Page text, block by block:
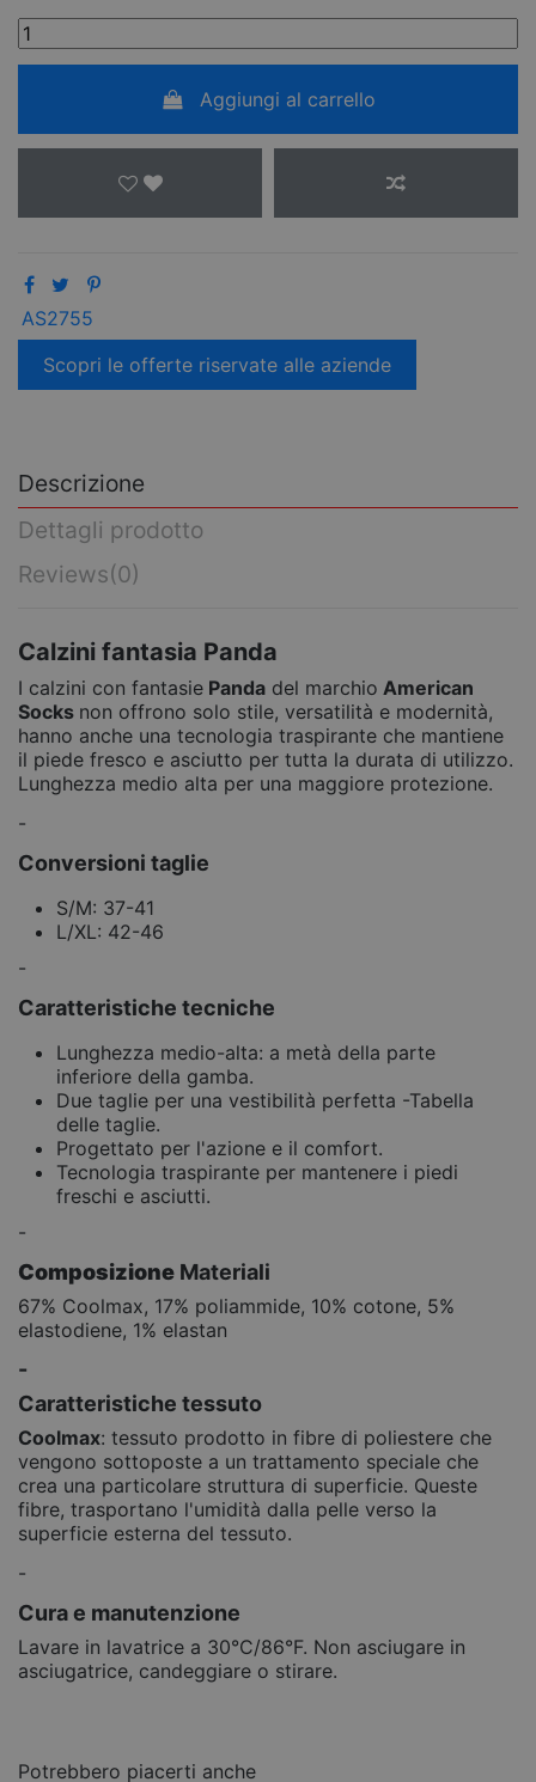
Aggiungi al carrello
AS2755
Scopri le offerte riservate alle aziende
Descrizione
Dettagli prodotto
Reviews(0)
Calzini fantasia Panda
I calzini con fantasie Panda del marchio American
Socks non offrono solo stile, versatilità e modernità,
hanno anche una tecnologia traspirante che mantiene
il piede fresco e asciutto per tutta la durata di utilizzo.
Lunghezza medio alta per una maggiore protezione.
-
Conversioni taglie
S/M: 37-41
L/XL: 42-46
-
Caratteristiche tecniche
Lunghezza medio-alta: a metà della parte
inferiore della gamba.
Due taglie per una vestibilità perfetta -Tabella
delle taglie.
Progettato per l'azione e il comfort.
Tecnologia traspirante per mantenere i piedi
freschi e asciutti.
-
Composizione Materiali
67% Coolmax, 17% poliammide, 10% cotone, 5%
elastodiene, 1% elastan
-
Caratteristiche tessuto
Coolmax: tessuto prodotto in fibre di poliestere che
vengono sottoposte a un trattamento speciale che
crea una particolare struttura di superficie. Queste
fibre, trasportano l'umidità dalla pelle verso la
superficie esterna del tessuto.
-
Cura e manutenzione
Lavare in lavatrice a 30°C/86°F. Non asciugare in
asciugatrice, candeggiare o stirare.
Potrebbero piacerti anche